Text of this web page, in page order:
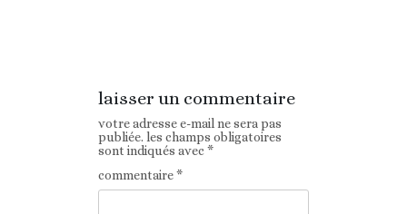
laisser un commentaire
votre adresse e-mail ne sera pas
publiée. les champs obligatoires
sont indiqués avec*
commentaire*